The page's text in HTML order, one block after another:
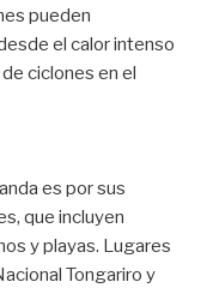
pueden
el calor intenso
ciclones en el
es por sus
que incluyen
y playas. Lugares
Tongariro y